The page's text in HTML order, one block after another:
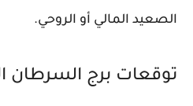
الصعيد المالي أو الروحي.
توقعات برج السرطان